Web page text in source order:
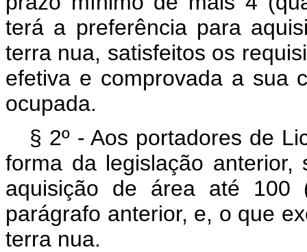
terá a preferência para
terra nua, satisfeitos os
efetiva e comprovada a sua
ocupada.
§ 2º - Aos portadores de
forma da legislação
aquisição de área até 100
parágrafo anterior, e, o que
terra nua.